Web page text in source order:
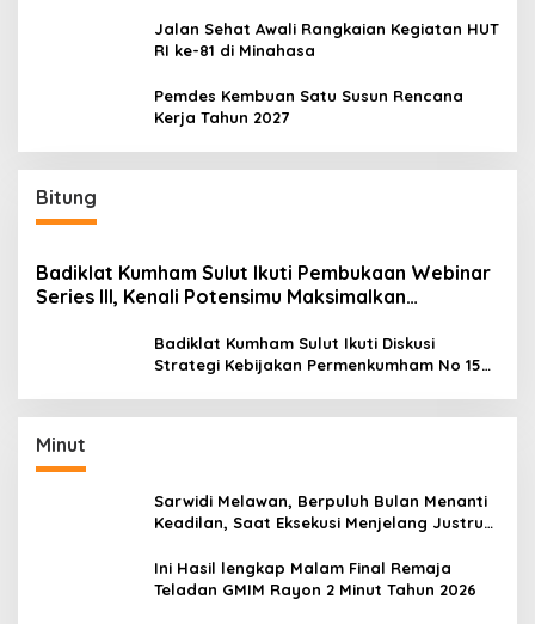
Jalan Sehat Awali Rangkaian Kegiatan HUT
RI ke-81 di Minahasa
Pemdes Kembuan Satu Susun Rencana
Kerja Tahun 2027
Bitung
Badiklat Kumham Sulut Ikuti Pembukaan Webinar
Series III, Kenali Potensimu Maksimalkan
Badiklat Kumham Sulut Ikuti Diskusi
Strategi Kebijakan Permenkumham No 15
Minut
Sarwidi Melawan, Berpuluh Bulan Menanti
Keadilan, Saat Eksekusi Menjelang Justru
Ini Hasil lengkap Malam Final Remaja
Teladan GMIM Rayon 2 Minut Tahun 2026